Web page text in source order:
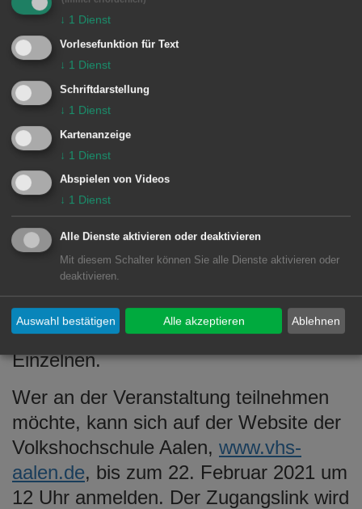
Frauen kaum Rechte. Selbst das Lesen
und Schreibenlernen bleibt ihnen
verwehrt. Gegen diese starren Regeln
rebelliert die jugendliche Außenseiterin,
die als Findelkind noch weniger Rechte
als die anderen Dorfbewohner hat.
In einer märchenhaften Sprache
vorgetragen und aus der Sicht einer
Heranwachsenden erzählt, entfaltet
sich der Roman zu einem aktuellen
Plädoyer für die Errungenschaften der
Zivilisation, für Menschenwürde und
das Recht auf Selbstbestimmung des
Einzelnen.
Wer an der Veranstaltung teilnehmen
möchte, kann sich auf der Website der
Volkshochschule Aalen, www.vhs-
aalen.de, bis zum 22. Februar 2021 um
12 Uhr anmelden. Der Zugangslink wird
↓ 1 Dienst
Vorlesefunktion für Text
↓ 1 Dienst
Schriftdarstellung
↓ 1 Dienst
Kartenanzeige
↓ 1 Dienst
Abspielen von Videos
↓ 1 Dienst
Alle Dienste aktivieren oder deaktivieren
Mit diesem Schalter können Sie alle Dienste aktivieren oder
deaktivieren.
Ablehnen
Auswahl bestätigen Alle akzeptieren